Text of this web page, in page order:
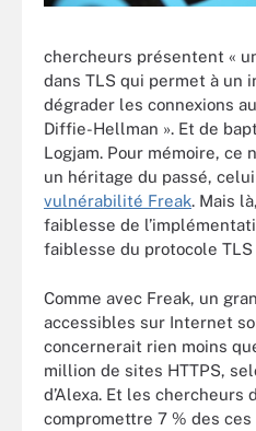
chercheurs présentent «
dans TLS qui permet à un
dégrader les connexions
Diffie-Hellman ». Et de
Logjam. Pour mémoire, ce
un héritage du passé, celui
vulnérabilité Freak. Mais
faiblesse de
faiblesse du protocole
Comme avec Freak, un
accessibles sur Internet
concernerait rien moins
million de sites HTTPS,
d’Alexa. Et les chercheurs
compromettre 7 % des